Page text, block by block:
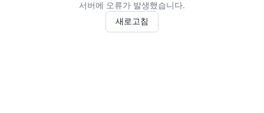
서버에 오류가 발생했습니다.
새로고침